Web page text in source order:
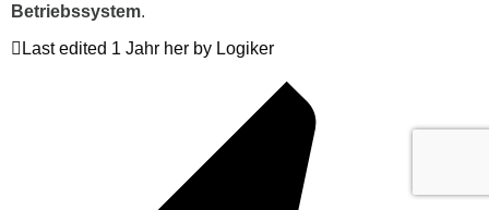
Betriebssystem.
Last edited 1 Jahr her by Logiker